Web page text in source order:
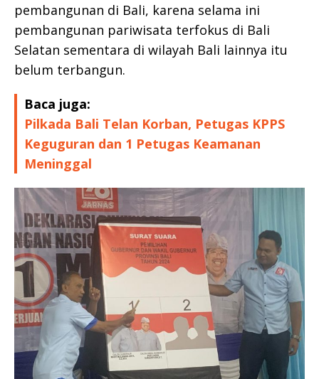
pembangunan di Bali, karena selama ini
pembangunan pariwisata terfokus di Bali
Selatan sementara di wilayah Bali lainnya itu
belum terbangun.
Baca juga:
Pilkada Bali Telan Korban, Petugas KPPS
Keguguran dan 1 Petugas Keamanan
Meninggal